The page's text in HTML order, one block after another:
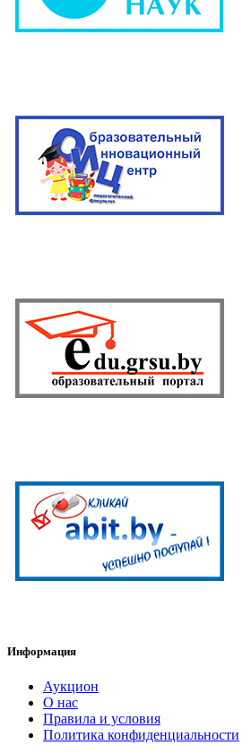
Информация
Аукцион
О нас
Правила и условия
Политика конфиденциальности